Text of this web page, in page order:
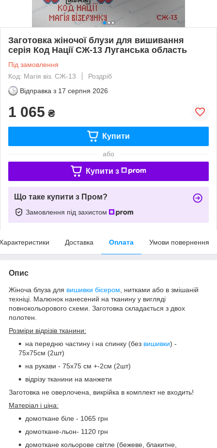
Заготовка жіночої блузи для вишивання
серія Код Нації СЖ-13 Луганська область
Під замовлення
Код: Магiя вiз. СЖ-13
Роздріб
Відправка з 17 серпня 2026
1 065 ₴
Купити
або
Купити з
Що таке купити з Пром?
Замовлення під захистом
Доставка Оплата Умови повернення
Опис
Жіноча блуза для вишивки бісером , нитками або в змішаній
техніці. Малюнок нанесений на тканину у вигляді
повнокольорового схеми. Заготовка складається з двох
полотен.
Розміри відрізів тканини:
на передню частину і на спинку (без вишивки) -
75х75см (2шт)
на рукави - 75х75 см +-2см (2шт)
відрізу тканини на манжети
Заготовка не оверлочена, викрійка в комплект не входить!
Матеріал і ціна:
домоткане біле - 1065 грн
домоткане-льон- 1120 грн
домоткане кольорове світле (бежеве, блакитне,